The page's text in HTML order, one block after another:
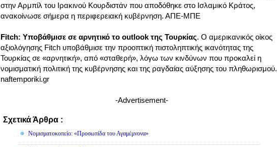
στην Αρμπίλ του Ιρακινού Κουρδιστάν που αποδόθηκε στο Ισλαμικό Κράτος,
ανακοίνωσε σήμερα η περιφερειακή κυβέρνηση. ΑΠΕ-ΜΠΕ
Fitch: Υποβάθμισε σε αρνητικό το outlook της Τουρκίας. Ο αμερικανικός οίκος
αξιολόγησης Fitch υποβάθμισε την προοπτική πιστοληπτικής ικανότητας της
Τουρκίας σε «αρνητική», από «σταθερή», λόγω των κινδύνων που προκαλεί η
νομισματική πολιτική της κυβέρνησης και της ραγδαίας αύξησης του πληθωρισμού.
naftemporiki.gr
-Advertisement-
Σχετικά Άρθρα :
Νομισματοκοπείο: «Προσωπίδα του Αγαμέμνονα»